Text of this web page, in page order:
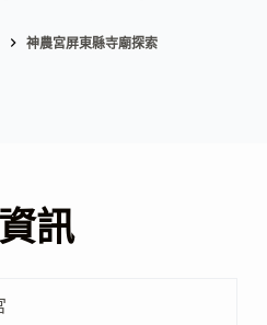
神農宮屏東縣寺廟探索
訊